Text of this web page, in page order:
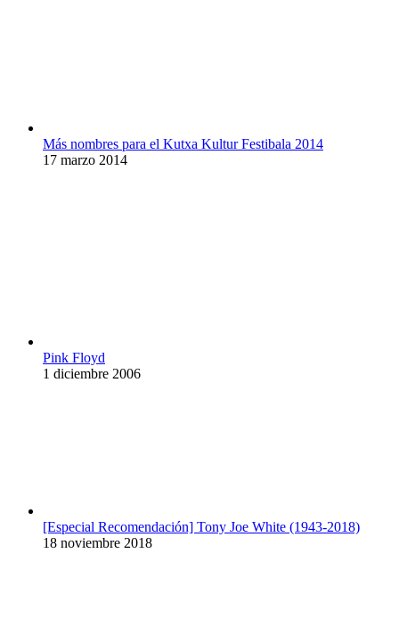
Más nombres para el Kutxa Kultur Festibala 2014
17 marzo 2014
Pink Floyd
1 diciembre 2006
[Especial Recomendación] Tony Joe White (1943-2018)
18 noviembre 2018